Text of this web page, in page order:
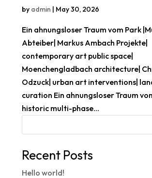
by admin | May 30, 2026
Ein ahnungsloser Traum vom Park
Abteiber| Markus Ambach Projekte|
contemporary art public space|
Moenchengladbach architecture|
Odzuck| urban art interventions|
curation Ein ahnungsloser Traum
historic multi-phase...
Recent Posts
Hello world!